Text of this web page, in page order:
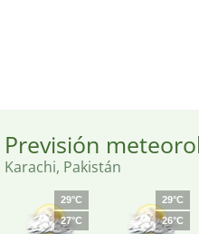
Previsión
Karachi, Pakistán
29°C
27°C
29°C
26°C